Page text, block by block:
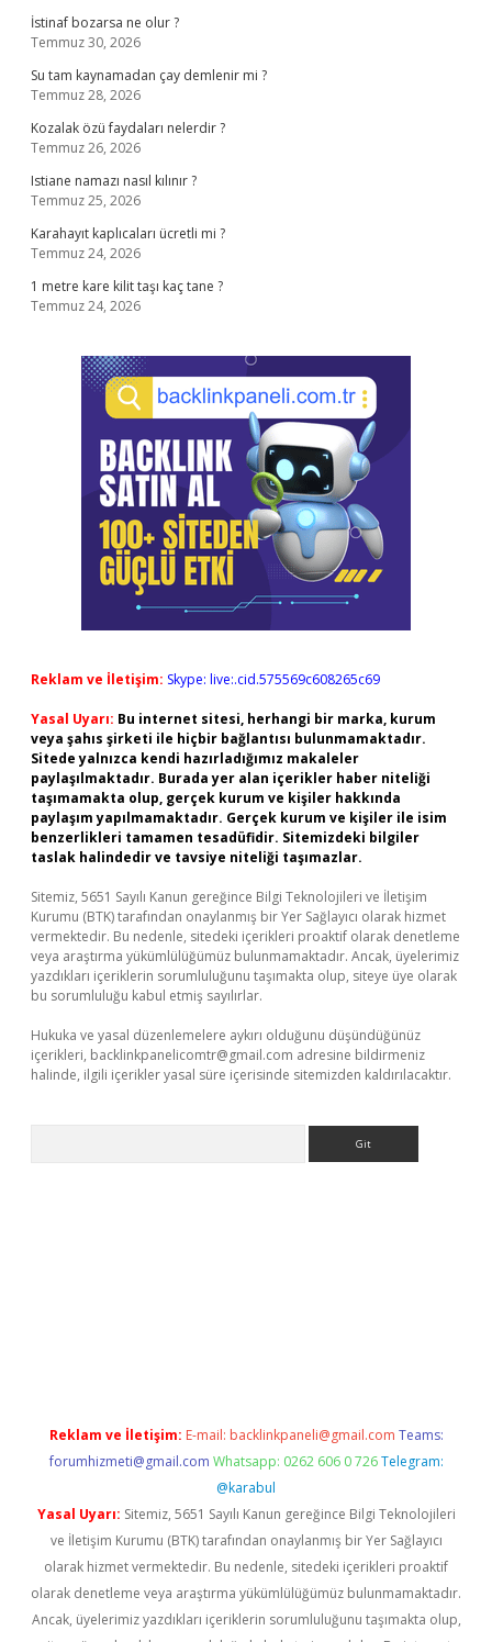
İstinaf bozarsa ne olur ?
Temmuz 30, 2026
Su tam kaynamadan çay demlenir mi ?
Temmuz 28, 2026
Kozalak özü faydaları nelerdir ?
Temmuz 26, 2026
Istiane namazı nasıl kılınır ?
Temmuz 25, 2026
Karahayıt kaplıcaları ücretli mi ?
Temmuz 24, 2026
1 metre kare kilit taşı kaç tane ?
Temmuz 24, 2026
Reklam ve İletişim: Skype: live:.cid.575569c608265c69
Yasal Uyarı: Bu internet sitesi, herhangi bir marka, kurum
veya şahıs şirketi ile hiçbir bağlantısı bulunmamaktadır.
Sitede yalnızca kendi hazırladığımız makaleler
paylaşılmaktadır. Burada yer alan içerikler haber niteliği
taşımamakta olup, gerçek kurum ve kişiler hakkında
paylaşım yapılmamaktadır. Gerçek kurum ve kişiler ile isim
benzerlikleri tamamen tesadüfidir. Sitemizdeki bilgiler
taslak halindedir ve tavsiye niteliği taşımazlar.
Sitemiz, 5651 Sayılı Kanun gereğince Bilgi Teknolojileri ve İletişim
Kurumu (BTK) tarafından onaylanmış bir Yer Sağlayıcı olarak hizmet
vermektedir. Bu nedenle, sitedeki içerikleri proaktif olarak denetleme
veya araştırma yükümlülüğümüz bulunmamaktadır. Ancak, üyelerimiz
yazdıkları içeriklerin sorumluluğunu taşımakta olup, siteye üye olarak
bu sorumluluğu kabul etmiş sayılırlar.
Hukuka ve yasal düzenlemelere aykırı olduğunu düşündüğünüz
içerikleri, backlinkpanelicomtr@gmail.com adresine bildirmeniz
halinde, ilgili içerikler yasal süre içerisinde sitemizden kaldırılacaktır.
Reklam ve İletişim: E-mail: backlinkpaneli@gmail.com Teams:
forumhizmeti@gmail.com Whatsapp: 0262 606 0 726 Telegram:
@karabul
Yasal Uyarı: Sitemiz, 5651 Sayılı Kanun gereğince Bilgi Teknolojileri
ve İletişim Kurumu (BTK) tarafından onaylanmış bir Yer Sağlayıcı
olarak hizmet vermektedir. Bu nedenle, sitedeki içerikleri proaktif
olarak denetleme veya araştırma yükümlülüğümüz bulunmamaktadır.
Ancak, üyelerimiz yazdıkları içeriklerin sorumluluğunu taşımakta olup,